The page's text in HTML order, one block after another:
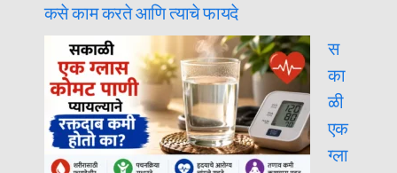
कसे काम करते आणि त्याचे फायदे
स
का
ळी
एक
ग्ला